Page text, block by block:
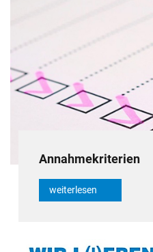
Annahmekriterien
weiterlesen